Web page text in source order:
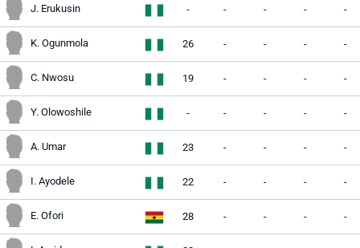
J. Erukusin - - - - -
K. Ogunmola 26 - - - -
C. Nwosu 19 - - - -
Y. Olowoshile - - - - -
A. Umar 23 - - - -
I. Ayodele 22 - - - -
E. Ofori 28 - - - -